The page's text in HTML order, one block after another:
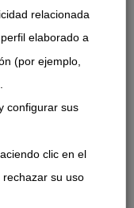
relacionada
elaborado a
(por ejemplo,
configurar sus
clic en el
su uso